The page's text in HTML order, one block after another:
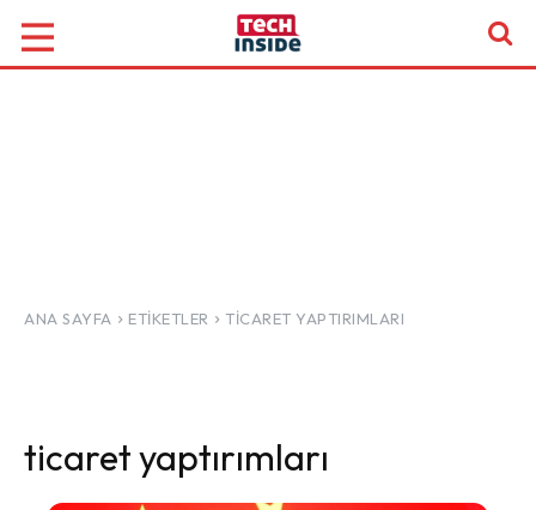
ANA SAYFA ETIKETLER TICARET YAPTIRIMLARI
ticaret yaptırımları